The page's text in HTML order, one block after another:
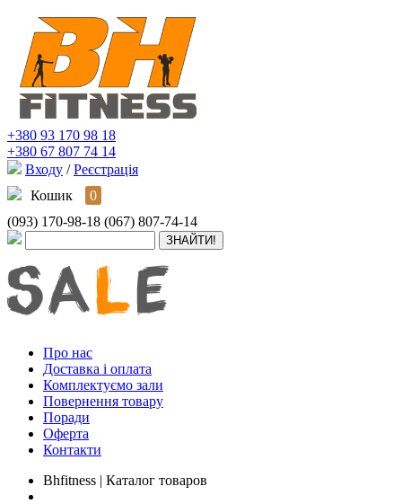
+380 93 170 98 18
+380 67 807 74 14
Входу / Реєстрація
Кошик
0
(093) 170-98-18 (067) 807-74-14
Про нас
Доставка і оплата
Комплектуємо зали
Повернення товару
Поради
Оферта
Контакти
Bhfitness | Каталог товаров